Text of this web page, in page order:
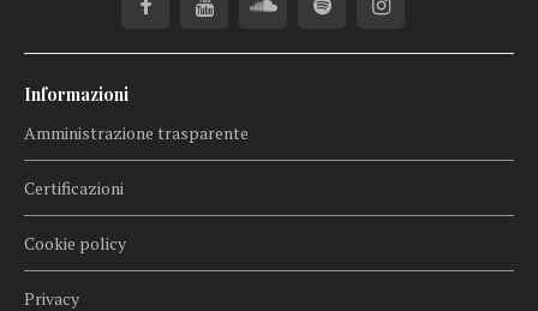
Informazioni
Amministrazione trasparente
Certificazioni
Cookie policy
Privacy